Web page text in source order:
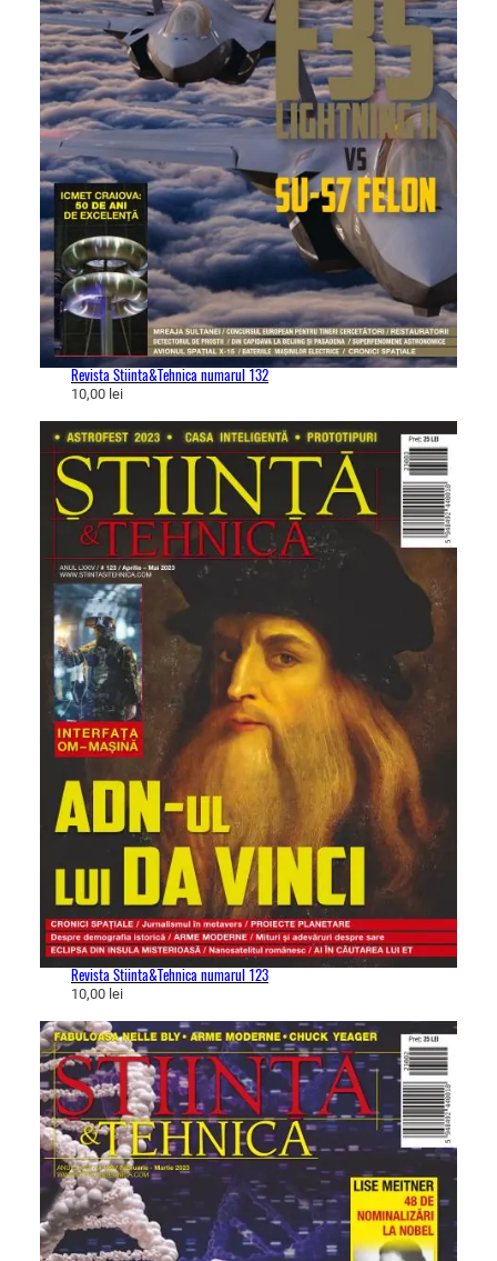
Revista Stiinta&Tehnica numarul 132
10,00 lei
Revista Stiinta&Tehnica numarul 123
10,00 lei